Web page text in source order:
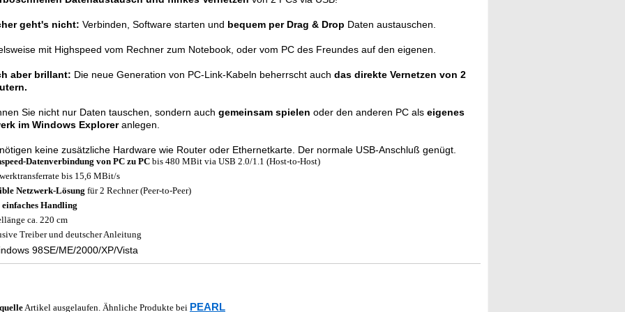
geht's nicht: Verbinden, Software starten und bequem per Drag & Drop Daten austauschen.
mit Highspeed vom Rechner zum Notebook, oder vom PC des Freundes auf den eigenen.
aber brillant: Die neue Generation von PC-Link-Kabeln beherrscht auch das direkte Vernetzen von 2
Sie nicht nur Daten tauschen, sondern auch gemeinsam spielen oder den anderen PC als eigenes
im Windows Exploreranlegen.
keine zusätzliche Hardware wie Router oder Ethernetkarte. Der normale USB-Anschluß genügt.
Datenverbindung von PC zu PC bis 480 MBit via USB 2.0/1.1 (Host-to-Host)
bis 15,6 MBit/s
Netzwerk-Lösung für 2 Rechner (Peer-to-Peer)
einfaches Handling
ca. 220 cm
Treiber und deutscher Anleitung
98SE/ME/2000/XP/Vista
Artikel ausgelaufen. Ähnliche Produkte bei PEARL